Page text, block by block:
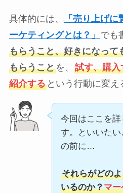
具体的には、
「売り上げ
ーケティングとは？」 でも
もらうこと、好きになって
もらうことを、 試す、購
紹介するという行動に変え
今回はここを詳
す。といいた
の前に…
それらがどの
いるのか？マー